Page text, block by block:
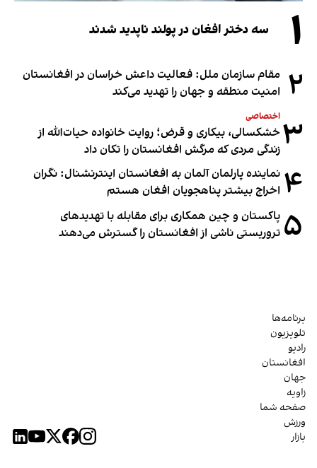
۱ سه دختر افغان در پولند ناپدید شدند
۲ مقام سازمان ملل: فعالیت داعش خراسان در افغانستان
امنیت منطقه و جهان را تهدید می‌کند
۳ اختصاصی
خشکسالی، بیکاری و قرض؛ روایت خانواده حیات‌الله از
زندگی مردی که مرگش افغانستان را تکان داد
۴ نماینده پارلمان آلمان به افغانستان اینترنشنال: نگران
اخراج بیشتر پناهجویان افغان هستم
۵ پاکستان و چین همکاری برای مقابله با تهدیدهای
تروریستی ناشی از افغانستان را گسترش می‌دهند
برنامه‌ها
تلویزیون
رادیو
افغانستان
جهان
زاویه
صفحه شما
ورزش
بازار